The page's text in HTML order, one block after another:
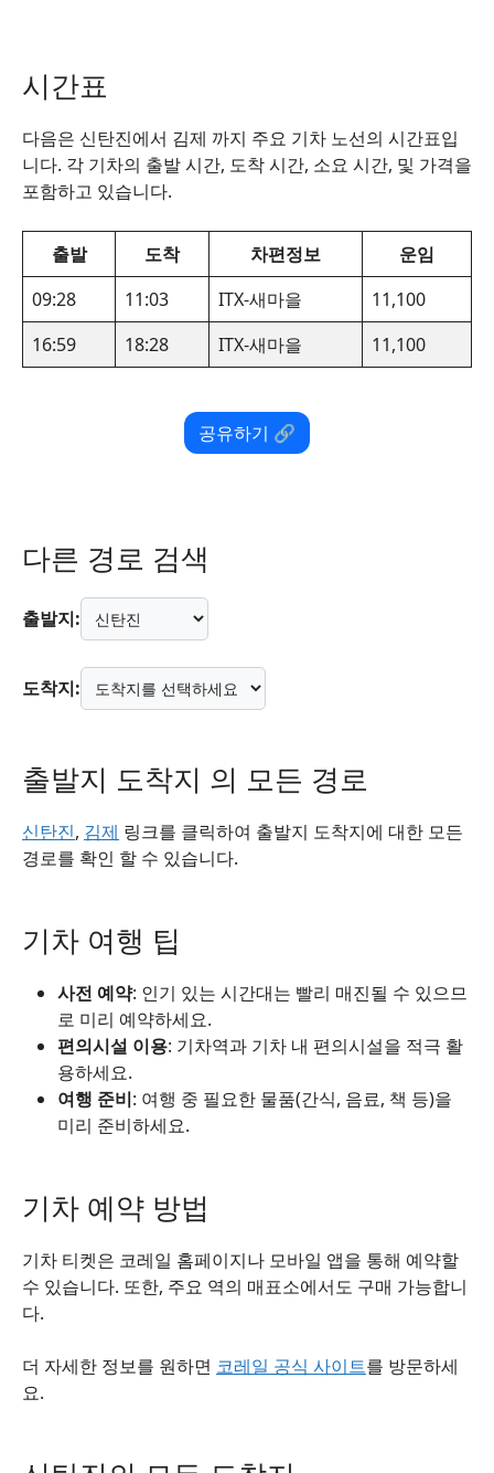
시간표
다음은 신탄진에서 김제 까지 주요 기차 노선의 시간표입
니다. 각 기차의 출발 시간, 도착 시간, 소요 시간, 및 가격을
포함하고 있습니다.
출발 도착 차편정보
운임
09:28
11:03 ITX-새마을
11,100
16:59
18:28 ITX-새마을 11,100
공유하기 🔗
다른 경로 검색
출발지:
도착지:
출발지 도착지 의 모든 경로
신탄진, 김제 링크를 클릭하여 출발지 도착지에 대한 모든
경로를 확인 할 수 있습니다.
기차 여행 팁
사전 예약: 인기 있는 시간대는 빨리 매진될 수 있으므
로 미리 예약하세요.
편의시설 이용: 기차역과 기차 내 편의시설을 적극 활
용하세요.
여행 준비: 여행 중 필요한 물품(간식, 음료, 책 등)을
미리 준비하세요.
기차 예약 방법
기차 티켓은 코레일 홈페이지나 모바일 앱을 통해 예약할
수 있습니다. 또한, 주요 역의 매표소에서도 구매 가능합니
다.
더 자세한 정보를 원하면 코레일 공식 사이트를 방문하세
요.